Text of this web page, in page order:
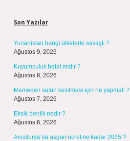
Son Yazılar
Yunanistan hangi ülkelerle savaştı ?
Ağustos 9, 2026
Kuyumculuk helal midir ?
Ağustos 8, 2026
Memeden sütün kesilmesi için ne yapmalı ?
Ağustos 7, 2026
Eksik benlik nedir ?
Ağustos 6, 2026
Avusturya’da asgari ücret ne kadar 2025 ?